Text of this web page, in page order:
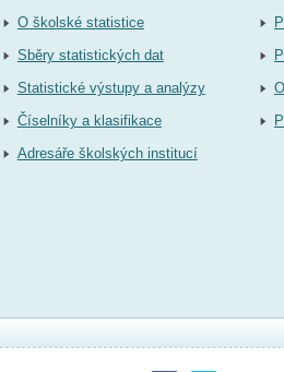
O školské statistice
Sběry statistických dat
Statistické výstupy a analýzy
Číselníky a klasifikace
Adresáře školských institucí